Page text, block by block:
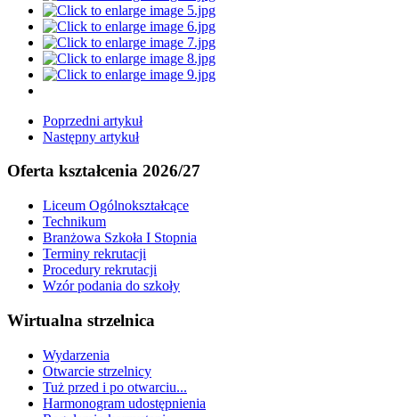
Poprzedni artykuł
Następny artykuł
Oferta kształcenia 2026/27
Liceum Ogólnokształcące
Technikum
Branżowa Szkoła I Stopnia
Terminy rekrutacji
Procedury rekrutacji
Wzór podania do szkoły
Wirtualna strzelnica
Wydarzenia
Otwarcie strzelnicy
Tuż przed i po otwarciu...
Harmonogram udostępnienia